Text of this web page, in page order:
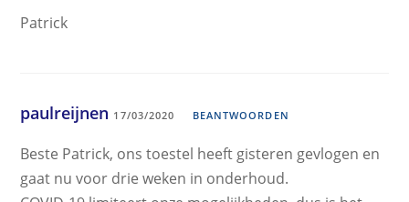
Patrick
paulreijnen 17/03/2020 BEANTWOORDEN
Beste Patrick, ons toestel heeft gisteren gevlogen en
gaat nu voor drie weken in onderhoud.